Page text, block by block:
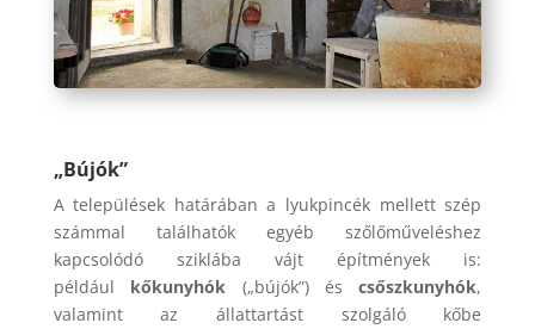
„Bújók”
A települések határában a lyukpincék mellett szép
számmal találhatók egyéb szőlőműveléshez
kapcsolódó sziklába vájt építmények is:
például kőkunyhók („bújók”) éscsőszkunyhók,
valamint az állattartást szolgáló kőbe